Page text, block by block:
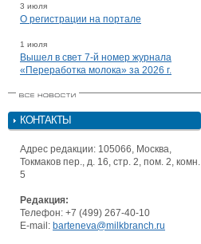
3 июля
О регистрации на портале
1 июля
Вышел в свет 7-й номер журнала
«Переработка молока» за 2026 г.
КОНТАКТЫ
Адрес редакции: 105066, Москва,
Токмаков пер., д. 16, стр. 2, пом. 2, комн.
5
Редакция:
Телефон: +7 (499) 267-40-10
E-mail: barteneva@milkbranch.ru